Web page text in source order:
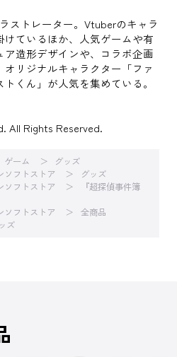
ストレーター。Vtuberのキャラ
ているほか、人気ゲームや有
造形デザインや、コラボ企画
リジナルキャラクター「ファ
くん」が人気を集めている。
All Rights Reserved.
ゲーム
グッズ
ソフトストア
グッズ
ソフトストア
『超探偵事件簿
ソフトストア
全商品
ズ